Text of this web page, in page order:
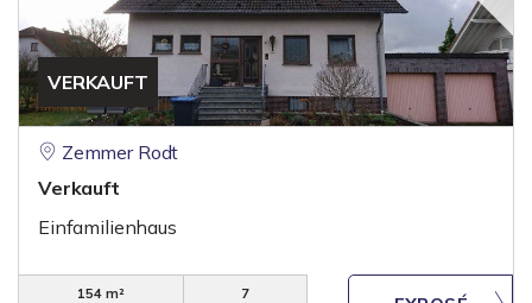
VERKAUFT
Zemmer Rodt
Verkauft
Einfamilienhaus
154 m²
7